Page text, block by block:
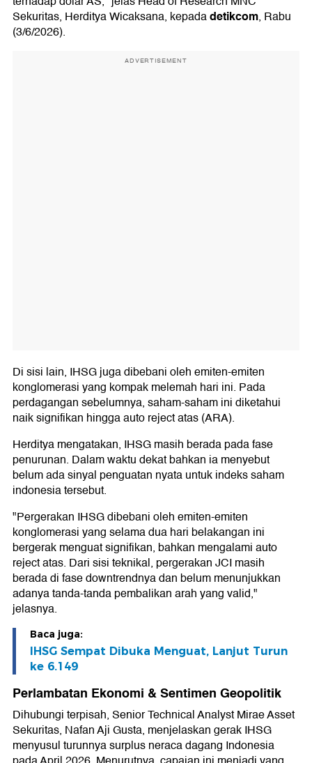
Sekuritas, Herditya Wicaksana, kepadadetikcom, Rabu
(3/6/2026).
ADVERTISEMENT
Di sisi lain, IHSG juga dibebani oleh emiten-emiten
konglomerasi yang kompak melemah hari ini. Pada
perdagangan sebelumnya, saham-saham ini diketahui
naik signifikan hingga auto reject atas (ARA).
Herditya mengatakan, IHSG masih berada pada fase
penurunan. Dalam waktu dekat bahkan ia menyebut
belum ada sinyal penguatan nyata untuk indeks saham
indonesia tersebut.
"Pergerakan IHSG dibebani oleh emiten-emiten
konglomerasi yang selama dua hari belakangan ini
bergerak menguat signifikan, bahkan mengalami auto
reject atas. Dari sisi teknikal, pergerakan JCI masih
berada di fase downtrendnya dan belum menunjukkan
adanya tanda-tanda pembalikan arah yang valid,"
jelasnya.
Baca juga:
IHSG Sempat Dibuka Menguat, Lanjut Turun
ke 6.149
Perlambatan Ekonomi & Sentimen Geopolitik
Dihubungi terpisah, Senior Technical Analyst Mirae Asset
Sekuritas, Nafan Aji Gusta, menjelaskan gerak IHSG
menyusul turunnya surplus neraca dagang Indonesia